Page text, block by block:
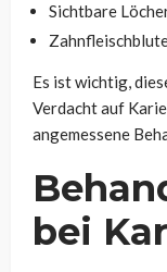
Sichtbare
Es ist wichtig,
Verdacht auf
angemessene
bei